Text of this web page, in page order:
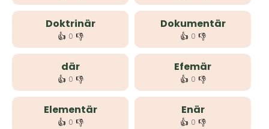
Doktrinär
👍 0 👎
Dokumentär
👍 0 👎
där
👍 0 👎
Efemär
👍 0 👎
Elementär
👍 0 👎
Enär
👍 0 👎